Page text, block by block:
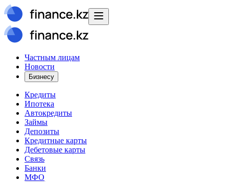
Частным лицам
Новости
Бизнесу
Кредиты
Ипотека
Автокредиты
Займы
Депозиты
Кредитные карты
Дебетовые карты
Связь
Банки
МФО